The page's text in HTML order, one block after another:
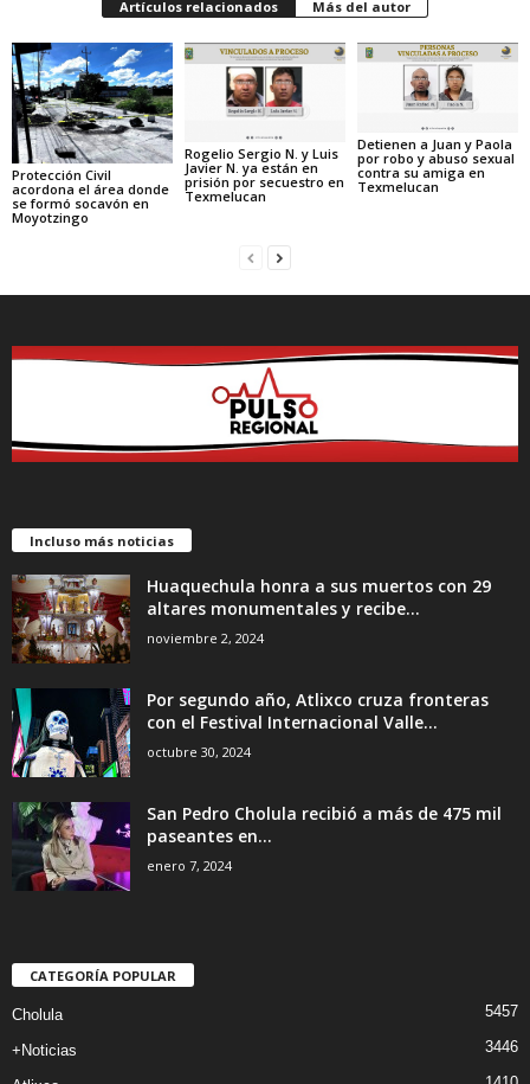
Artículos relacionados Más del autor
Protección Civil
acordona el área donde
se formó socavón en
Moyotzingo
Rogelio Sergio N. y Luis
Javier N. ya están en
prisión por secuestro en
Texmelucan
Detienen a Juan y Paola
por robo y abuso sexual
contra su amiga en
Texmelucan
Incluso más noticias
Huaquechula honra a sus muertos con 29
altares monumentales y recibe...
noviembre 2, 2024
Por segundo año, Atlixco cruza fronteras
con el Festival Internacional Valle...
octubre 30, 2024
San Pedro Cholula recibió a más de 475 mil
paseantes en...
enero 7, 2024
CATEGORÍA POPULAR
Cholula 5457
+Noticias 3446